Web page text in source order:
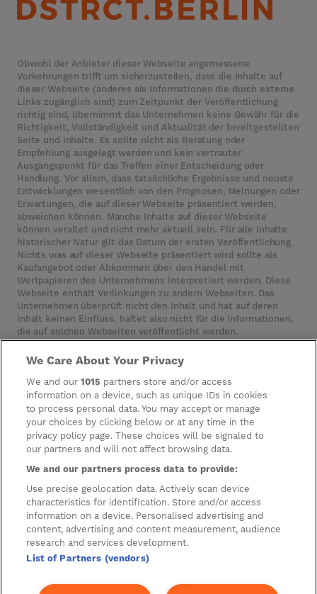
Obwohl der Anbieter dieser Webseite angemessene
Vorkehrungen trifft um sicherzustellen, dass die Inhalte auf
dieser Webseite (anderes als Informationen die durch externe
Links zugänglich sind) zum Zeitpunkt der Veröffentlichung
richtig sind, übernimmt das Unternehmen keine Gewähr für die
Richtigkeit, Vollständigkeit und Aktualität der bereitgestellten
Seite und Inhalte. Es sollte nicht als Beratung oder
Empfehlung ausgelegt werden und kein vertrauter
Ausgangspunkt für das Treffen einer Entscheidung oder
Handlung. Vor allem, dass tatsächliche Ergebnisse und neuste
Entwicklungen wesentlich von den Prognosen, Meinungen oder
Erwartungen, die auf dieser Webseite präsentiert werden,
abweichen können. Manche Inhalte auf dieser Webseite
können veraltet und nicht mehr aktuell sein. Für alle Inhalte
historischer Natur gilt das Datum der ersten Veröffentlichung.
Nichts was auf dieser Webseite präsentiert wird sollte als
Kaufangebot oder Abkommen über den Handel mit
Wertpapieren des Unternehmens interpretiert werden. Diese
Webseite enthält Verlinkungen zu andern Webseiten. Das
Unternehmen überprüft nicht den Inhalt und hat auf deren
Inhalt keinen Einfluss, haftet also nicht für die Informationen,
die auf solchen Webseiten veröffentlicht werden.
Cookies
Manage Preferences
Datenschutzeinstellungen
Information zur Verarbeitung
Personenbezogener Daten
Hausordnung
Parkhausordnung
Datenschutzerklärung für Bau und Fit-Out
A new development by
We Care About Your Privacy
We and our1015 partners store and/or access
information on a device, such as unique IDs in cookies
to process personal data. You may accept or manage
your choices by clicking below or at any time in the
privacy policy page. These choices will be signaled to
our partners and will not affect browsing data.
We and our partners process data to provide:
Use precise geolocation data. Actively scan device
characteristics for identification. Store and/or access
information on a device. Personalised advertising and
content, advertising and content measurement, audience
research and services development.
List of Partners (vendors)